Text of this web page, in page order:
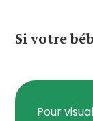
Si votre
Pour